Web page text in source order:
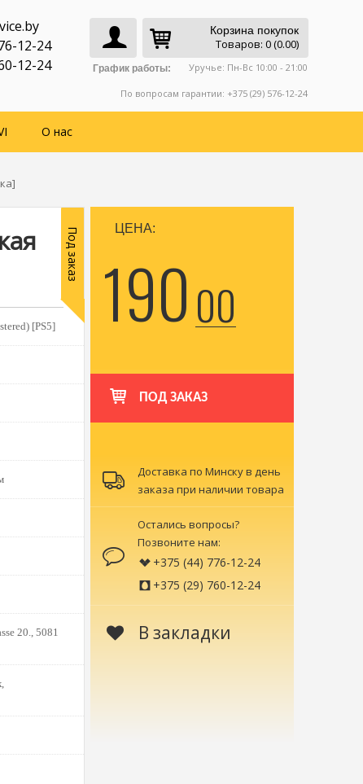
Корзина покупок
Товаров: 0 (0.00)
График работы: Уручье: Пн-Вс 10:00 - 21:00
По вопросам гарантии: +375 (29) 576-12-24
12-24
12-24
О нас
[PS5]
20., 5081
Под заказ ЦЕНА:
19000
ПОД ЗАКАЗ
Доставка по Минску в день
заказа при наличии товара
Остались вопросы?
Позвоните нам:
+375 (44) 776-12-24
+375 (29) 760-12-24
В закладки